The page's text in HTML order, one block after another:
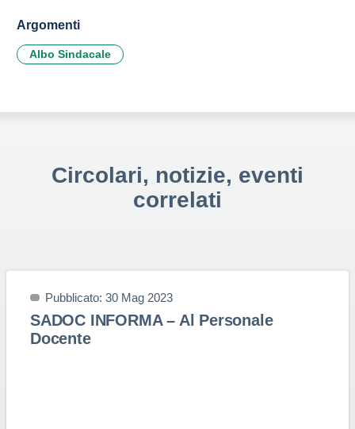
Argomenti
Albo Sindacale
Circolari, notizie, eventi
correlati
Pubblicato: 30 Mag 2023
SADOC INFORMA – Al Personale
Docente